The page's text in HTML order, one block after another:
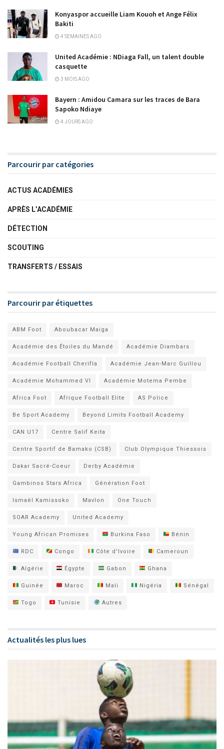
Konyaspor accueille Liam Kouoh et Ange Félix
Bakiti
4 SEMAINES AGO
United Académie : NDiaga Fall, un talent double
casquette
3 MOIS AGO
Bayern : Amidou Camara sur les traces de Bara
Sapoko Ndiaye
4 JOURS AGO
Parcourir par catégories
ACTUS ACADÉMIES
APRÈS L’ACADÉMIE
DÉTECTION
SCOUTING
TRANSFERTS / ESSAIS
Parcourir par étiquettes
ABM Foot Aboubacar Maiga
Académie des Étoiles du Mandé Académie Diambars
Académie Football Cherifla Académie Jean-Marc Guillou
Académie Mohammed VI Académie Motema Pembe
Africa Foot Afrique Football Elite AS Police
Be Sport Academy Beyond Limits Football Academy
CAN U17 Centre Salif Keita
Centre Sportif de Bamako (CSB) Club Olympique Thiessois
Dakar Sacré-Coeur Derby Académie
Gambinos Stars Africa Génération Foot
Ismaël Kamissoko Mavlon One Touch
SOAR Academy United Academy
Young African Promises Burkina Faso Bénin
RDC Congo Côte d'Ivoire Cameroun
Algérie Égypte Gabon Ghana
Guinée Maroc Mali Nigéria Sénégal
Togo Tunisie Autres
Actualités les plus lues